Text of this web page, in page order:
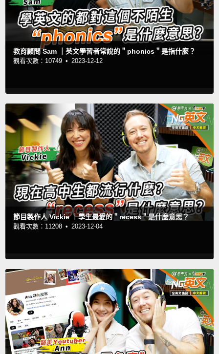
教育顧問 Sam ｜英文學習者常說的＂phonics＂是指什麼？
觀看次數：10749 •2023-12-12
節目製作人 Vickie ｜學生最愛的＂recess＂是什麼意思？
觀看次數：11208 •2023-12-04